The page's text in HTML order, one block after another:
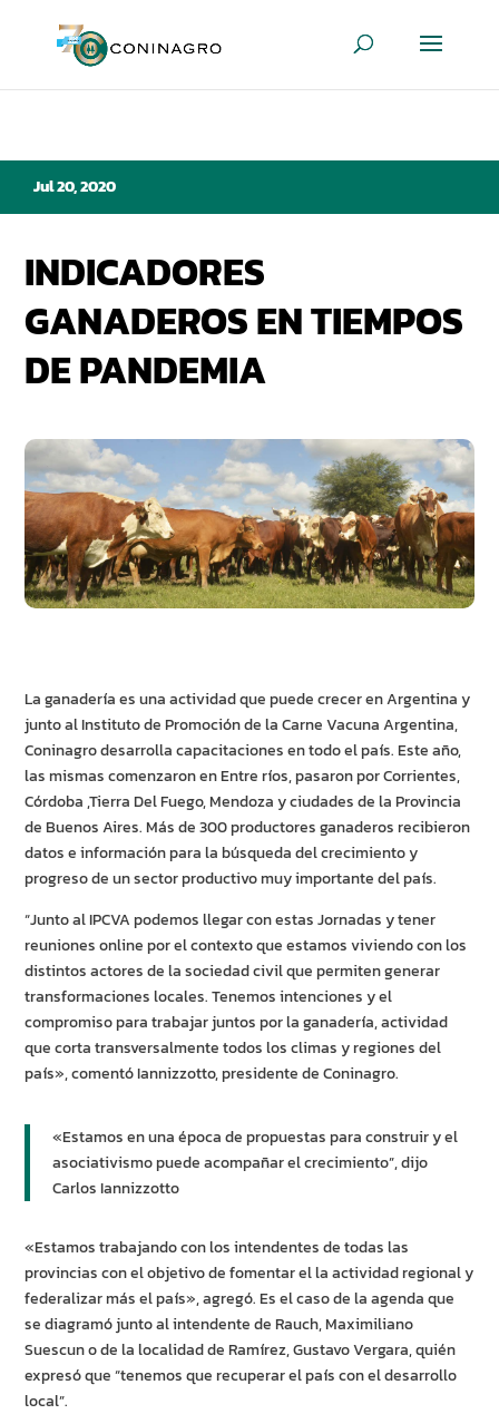
Jul 20, 2020
INDICADORES
GANADEROS EN TIEMPOS
DE PANDEMIA
La ganadería es una actividad que puede crecer en Argentina y
junto al Instituto de Promoción de la Carne Vacuna Argentina,
Coninagro desarrolla capacitaciones en todo el país. Este año,
las mismas comenzaron en Entre ríos, pasaron por Corrientes,
Córdoba ,Tierra Del Fuego, Mendoza y ciudades de la Provincia
de Buenos Aires. Más de 300 productores ganaderos recibieron
datos e información para la búsqueda del crecimiento y
progreso de un sector productivo muy importante del país.
“Junto al IPCVA podemos llegar con estas Jornadas y tener
reuniones online por el contexto que estamos viviendo con los
distintos actores de la sociedad civil que permiten generar
transformaciones locales. Tenemos intenciones y el
compromiso para trabajar juntos por la ganadería, actividad
que corta transversalmente todos los climas y regiones del
país», comentó Iannizzotto, presidente de Coninagro.
«Estamos en una época de propuestas para construir y el
asociativismo puede acompañar el crecimiento”, dijo
Carlos Iannizzotto
«Estamos trabajando con los intendentes de todas las
provincias con el objetivo de fomentar el la actividad regional y
federalizar más el país», agregó. Es el caso de la agenda que
se diagramó junto al intendente de Rauch, Maximiliano
Suescun o de la localidad de Ramírez, Gustavo Vergara, quién
expresó que “tenemos que recuperar el país con el desarrollo
local”.